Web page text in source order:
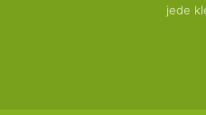
jede